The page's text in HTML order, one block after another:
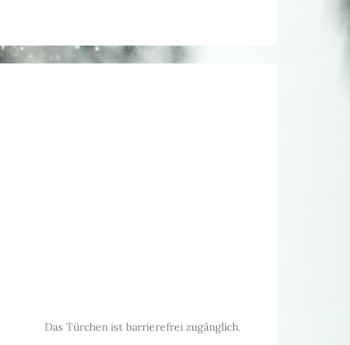
Das Türchen ist barrierefrei zugänglich.